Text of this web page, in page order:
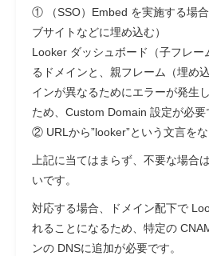
① （SSO）Embed を実施する場
ブサイトなどに埋め込む）
Looker ダッシュボード（子フレー
るドメインと、親フレーム（埋め
インが異なるためにエラーが発生
ため、Custom Domain 設定が必要
② URLから”looker”という文言を
上記に当てはまらず、不要な場合
いです。
対応する場合、ドメイン配下で
れることになるため、特定の
ンの DNSに追加が必要です。